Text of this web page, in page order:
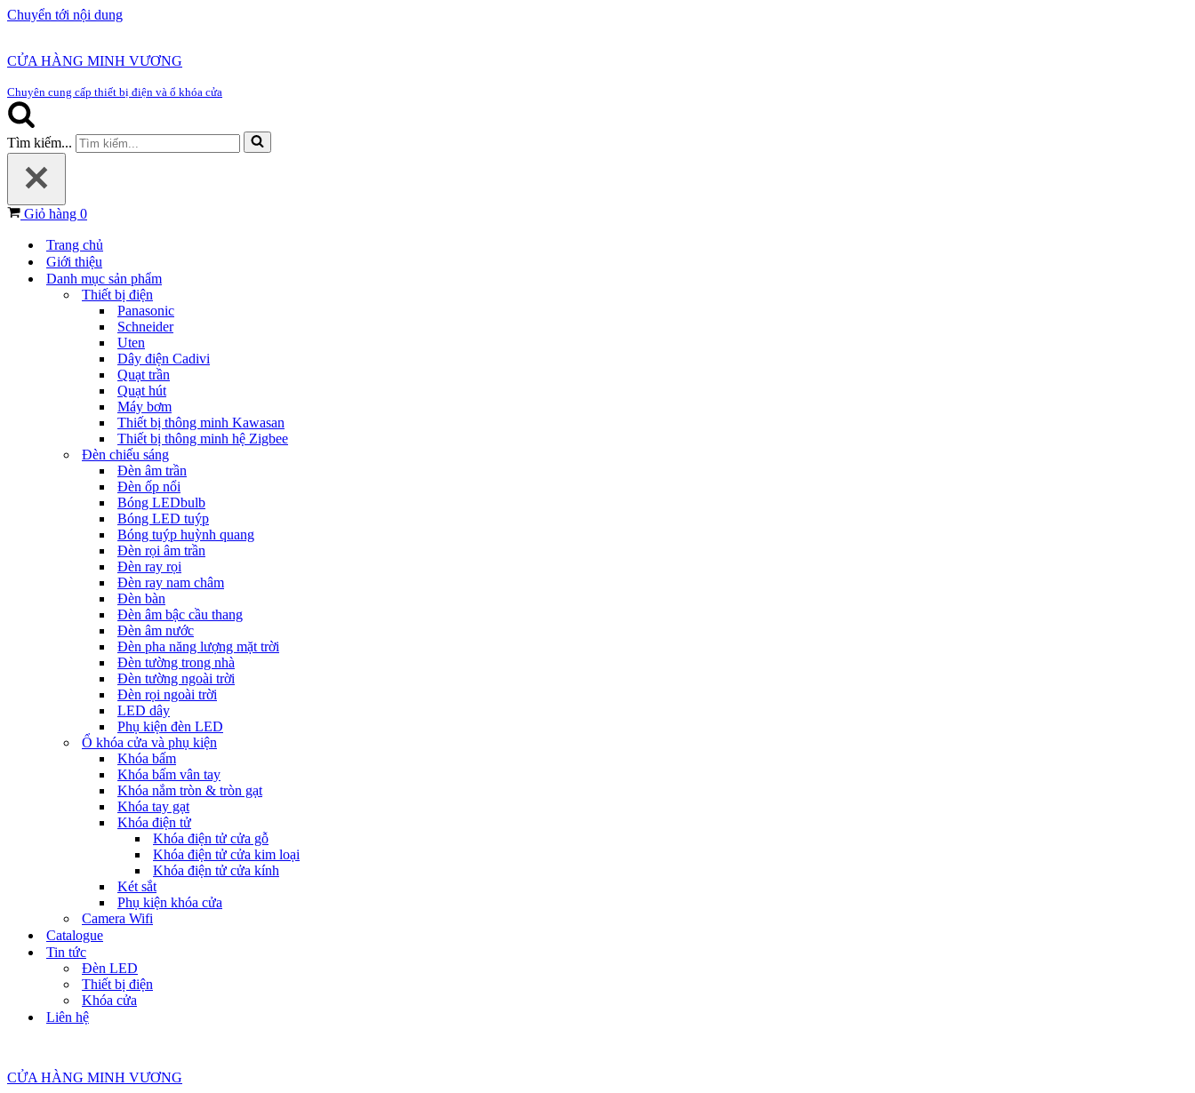
Chuyển tới nội dung
CỬA HÀNG MINH VƯƠNG
Chuyên cung cấp thiết bị điện và ổ khóa cửa
Tìm kiếm...
Giỏ hàng 0
Trang chủ
Giới thiệu
Danh mục sản phẩm
Thiết bị điện
Panasonic
Schneider
Uten
Dây điện Cadivi
Quạt trần
Quạt hút
Máy bơm
Thiết bị thông minh Kawasan
Thiết bị thông minh hệ Zigbee
Đèn chiếu sáng
Đèn âm trần
Đèn ốp nổi
Bóng LEDbulb
Bóng LED tuýp
Bóng tuýp huỳnh quang
Đèn rọi âm trần
Đèn ray rọi
Đèn ray nam châm
Đèn bàn
Đèn âm bậc cầu thang
Đèn âm nước
Đèn pha năng lượng mặt trời
Đèn tường trong nhà
Đèn tường ngoài trời
Đèn rọi ngoài trời
LED dây
Phụ kiện đèn LED
Ổ khóa cửa và phụ kiện
Khóa bấm
Khóa bấm vân tay
Khóa nắm tròn & tròn gạt
Khóa tay gạt
Khóa điện tử
Khóa điện tử cửa gỗ
Khóa điện tử cửa kim loại
Khóa điện tử cửa kính
Két sắt
Phụ kiện khóa cửa
Camera Wifi
Catalogue
Tin tức
Đèn LED
Thiết bị điện
Khóa cửa
Liên hệ
CỬA HÀNG MINH VƯƠNG